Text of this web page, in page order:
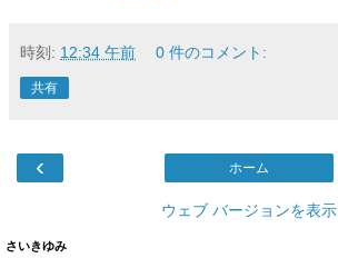
時刻: 12:34 午前 0 件のコメント:
共有
‹ ホーム
ウェブ バージョンを表示
さいきゆみ